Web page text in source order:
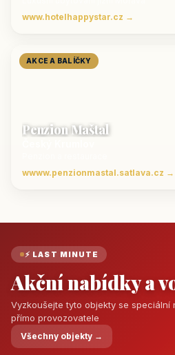
www.hotelhappystar.cz →
AKCE A BALÍČKY
Penzion Maštal
wwww.penzionmastal.satlava.cz →
⚡ LAST MINUTE
Akční nabídky a
Vyzkoušejte tyto objekty se
přímo provozovatele
Všechny objekty →